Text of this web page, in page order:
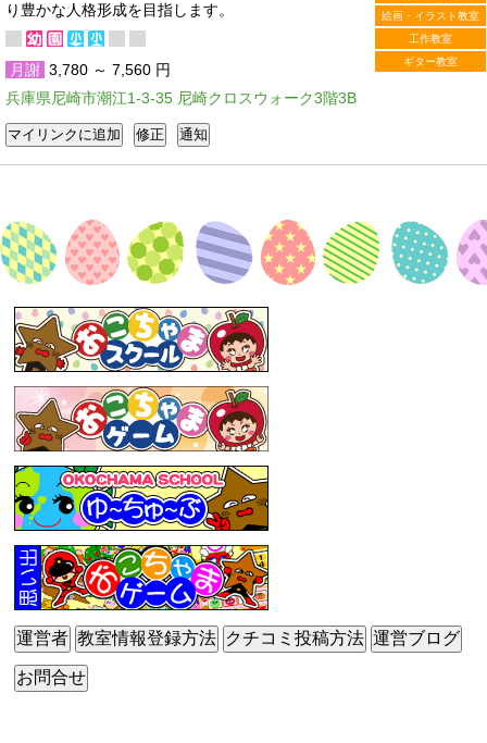
絵画・イラスト教室
工作教室
ギター教室
り豊かな人格形成を目指します。
月謝 3,780 ～ 7,560 円
兵庫県尼崎市潮江1-3-35 尼崎クロスウォーク3階3B